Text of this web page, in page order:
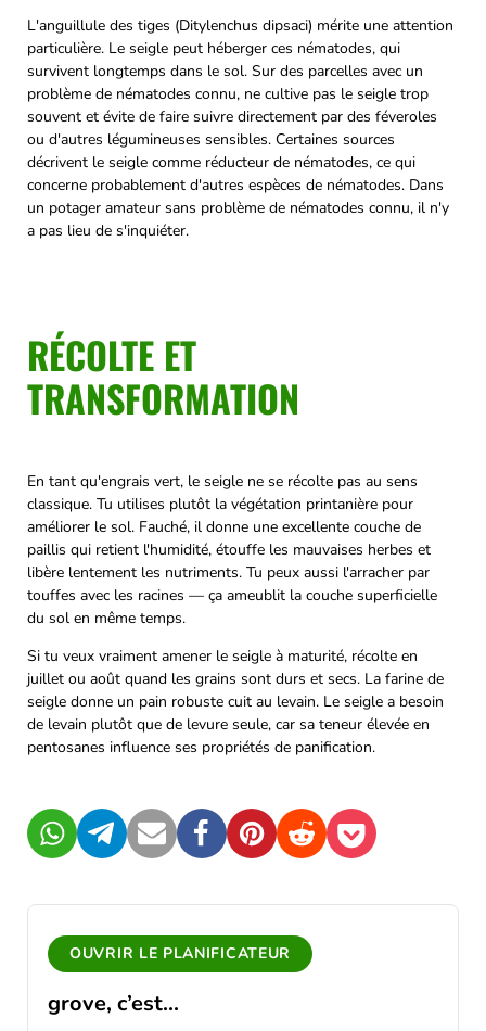
L'anguillule des tiges (Ditylenchus dipsaci) mérite une attention
particulière. Le seigle peut héberger ces nématodes, qui
survivent longtemps dans le sol. Sur des parcelles avec un
problème de nématodes connu, ne cultive pas le seigle trop
souvent et évite de faire suivre directement par des féveroles
ou d'autres légumineuses sensibles. Certaines sources
décrivent le seigle comme réducteur de nématodes, ce qui
concerne probablement d'autres espèces de nématodes. Dans
un potager amateur sans problème de nématodes connu, il n'y
a pas lieu de s'inquiéter.
RÉCOLTE ET
TRANSFORMATION
En tant qu'engrais vert, le seigle ne se récolte pas au sens
classique. Tu utilises plutôt la végétation printanière pour
améliorer le sol. Fauché, il donne une excellente couche de
paillis qui retient l'humidité, étouffe les mauvaises herbes et
libère lentement les nutriments. Tu peux aussi l'arracher par
touffes avec les racines — ça ameublit la couche superficielle
du sol en même temps.
Si tu veux vraiment amener le seigle à maturité, récolte en
juillet ou août quand les grains sont durs et secs. La farine de
seigle donne un pain robuste cuit au levain. Le seigle a besoin
de levain plutôt que de levure seule, car sa teneur élevée en
pentosanes influence ses propriétés de panification.
WhatsAppTelegramMail FacebookPinterestRedditPocket
OUVRIR LE PLANIFICATEUR
grove, c’est...